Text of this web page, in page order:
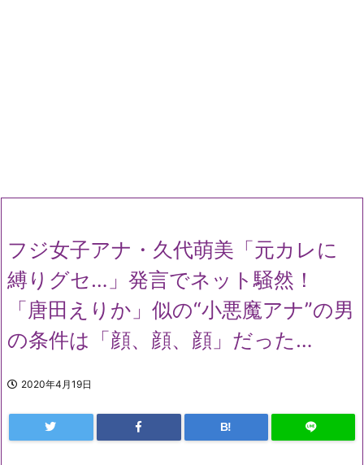
フジ女子アナ・久代萌美「元カレに
縛りグセ…」発言でネット騒然！
「唐田えりか」似の“小悪魔アナ”の男
の条件は「顔、顔、顔」だった…
2020年4月19日
B!